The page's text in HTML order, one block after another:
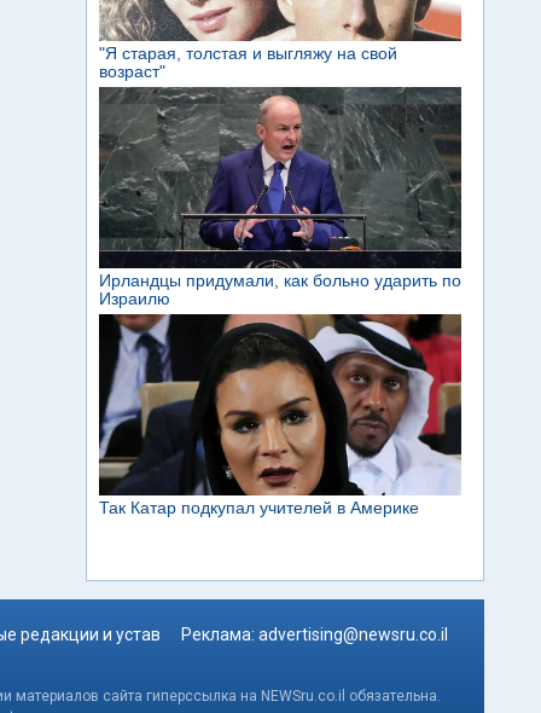
редакции и устав Реклама: advertising@newsru.co.il
сайта гиперссылка на NEWSru.co.il обязательна.